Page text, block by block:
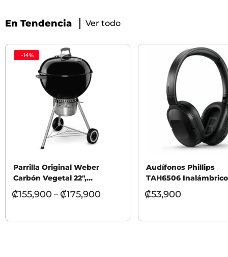
En Tendencia Ver todo
-14%
Parrilla Original Weber
Carbón Vegetal 22″,
Rejilla
₡155,900 – ₡175,900
Audífonos Phillips
TAH6506
₡53,900